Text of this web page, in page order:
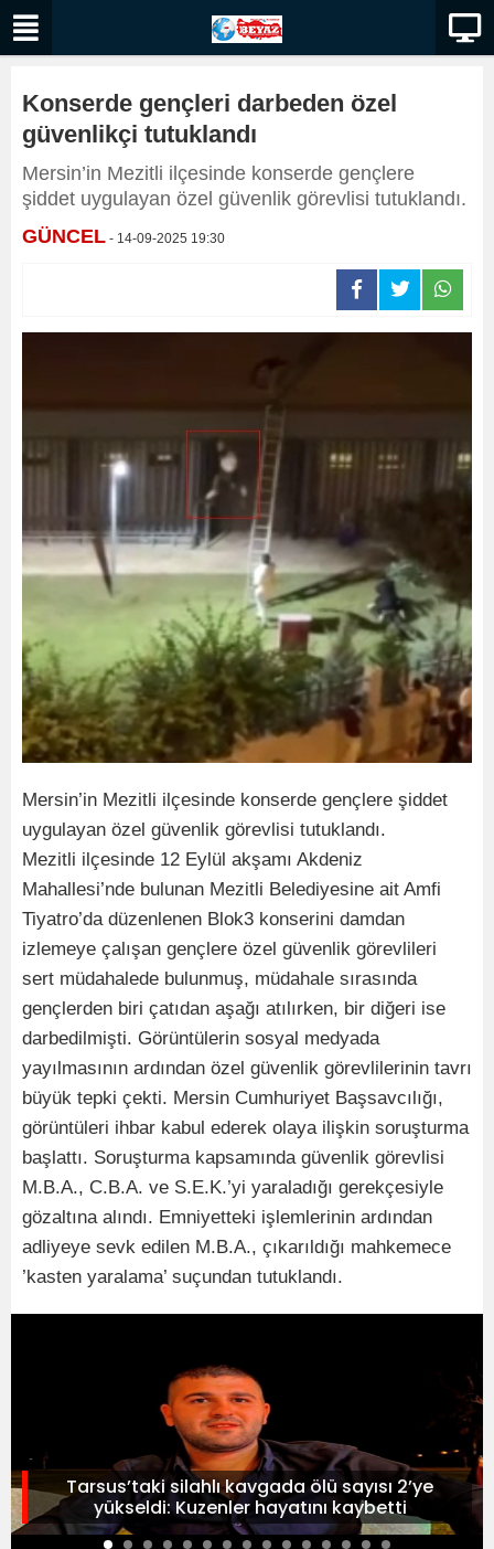
Konserde gençleri darbeden özel
güvenlikçi tutuklandı
Mersin’in Mezitli ilçesinde konserde gençlere
şiddet uygulayan özel güvenlik görevlisi tutuklandı.
GÜNCEL - 14-09-2025 19:30
Mersin’in Mezitli ilçesinde konserde gençlere şiddet
uygulayan özel güvenlik görevlisi tutuklandı.
Mezitli ilçesinde 12 Eylül akşamı Akdeniz
Mahallesi’nde bulunan Mezitli Belediyesine ait Amfi
Tiyatro’da düzenlenen Blok3 konserini damdan
izlemeye çalışan gençlere özel güvenlik görevlileri
sert müdahalede bulunmuş, müdahale sırasında
gençlerden biri çatıdan aşağı atılırken, bir diğeri ise
darbedilmişti. Görüntülerin sosyal medyada
yayılmasının ardından özel güvenlik görevlilerinin tavrı
büyük tepki çekti. Mersin Cumhuriyet Başsavcılığı,
görüntüleri ihbar kabul ederek olaya ilişkin soruşturma
başlattı. Soruşturma kapsamında güvenlik görevlisi
M.B.A., C.B.A. ve S.E.K.’yi yaraladığı gerekçesiyle
gözaltına alındı. Emniyetteki işlemlerinin ardından
adliyeye sevk edilen M.B.A., çıkarıldığı mahkemece
’kasten yaralama’ suçundan tutuklandı.
Tarsus’taki silahlı kavgada ölü sayısı 2’ye
yükseldi: Kuzenler hayatını kaybetti